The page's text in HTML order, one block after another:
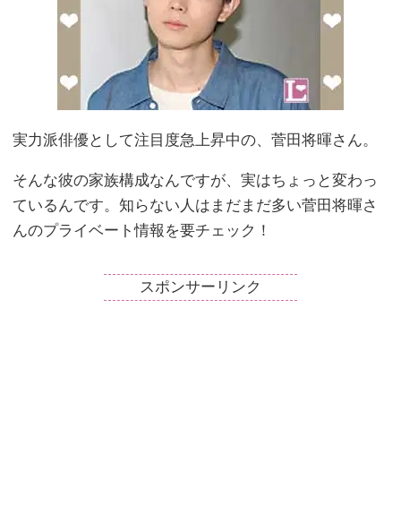
実力派俳優として注目度急上昇中の、菅田将暉さん。
そんな彼の家族構成なんですが、実はちょっと変わっ
ているんです。知らない人はまだまだ多い菅田将暉さ
んのプライベート情報を要チェック！
スポンサーリンク